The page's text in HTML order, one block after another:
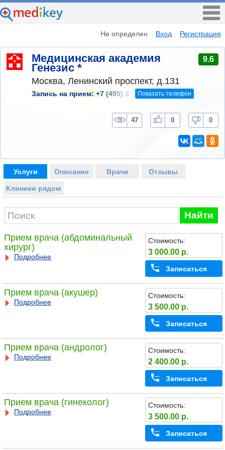
Не определен Вход Регистрация
Медицинская академия
Генезис *
9.6
Москва, Ленинский проспект, д.131
Запись на прием: +7 (495) 2 Показать телефон
47 0 0
Услуги Описание Врачи Отзывы
Клиники рядом
Найти
Прием врача (абдоминальный
хирург)
Подробнее
Стоимость:
3 000.00 р.
Записаться
Прием врача (акушер)
Подробнее
Стоимость:
3 500.00 р.
Записаться
Прием врача (андролог)
Подробнее
Стоимость:
2 400.00 р.
Записаться
Прием врача (гинеколог)
Подробнее
Стоимость:
3 500.00 р.
Записаться